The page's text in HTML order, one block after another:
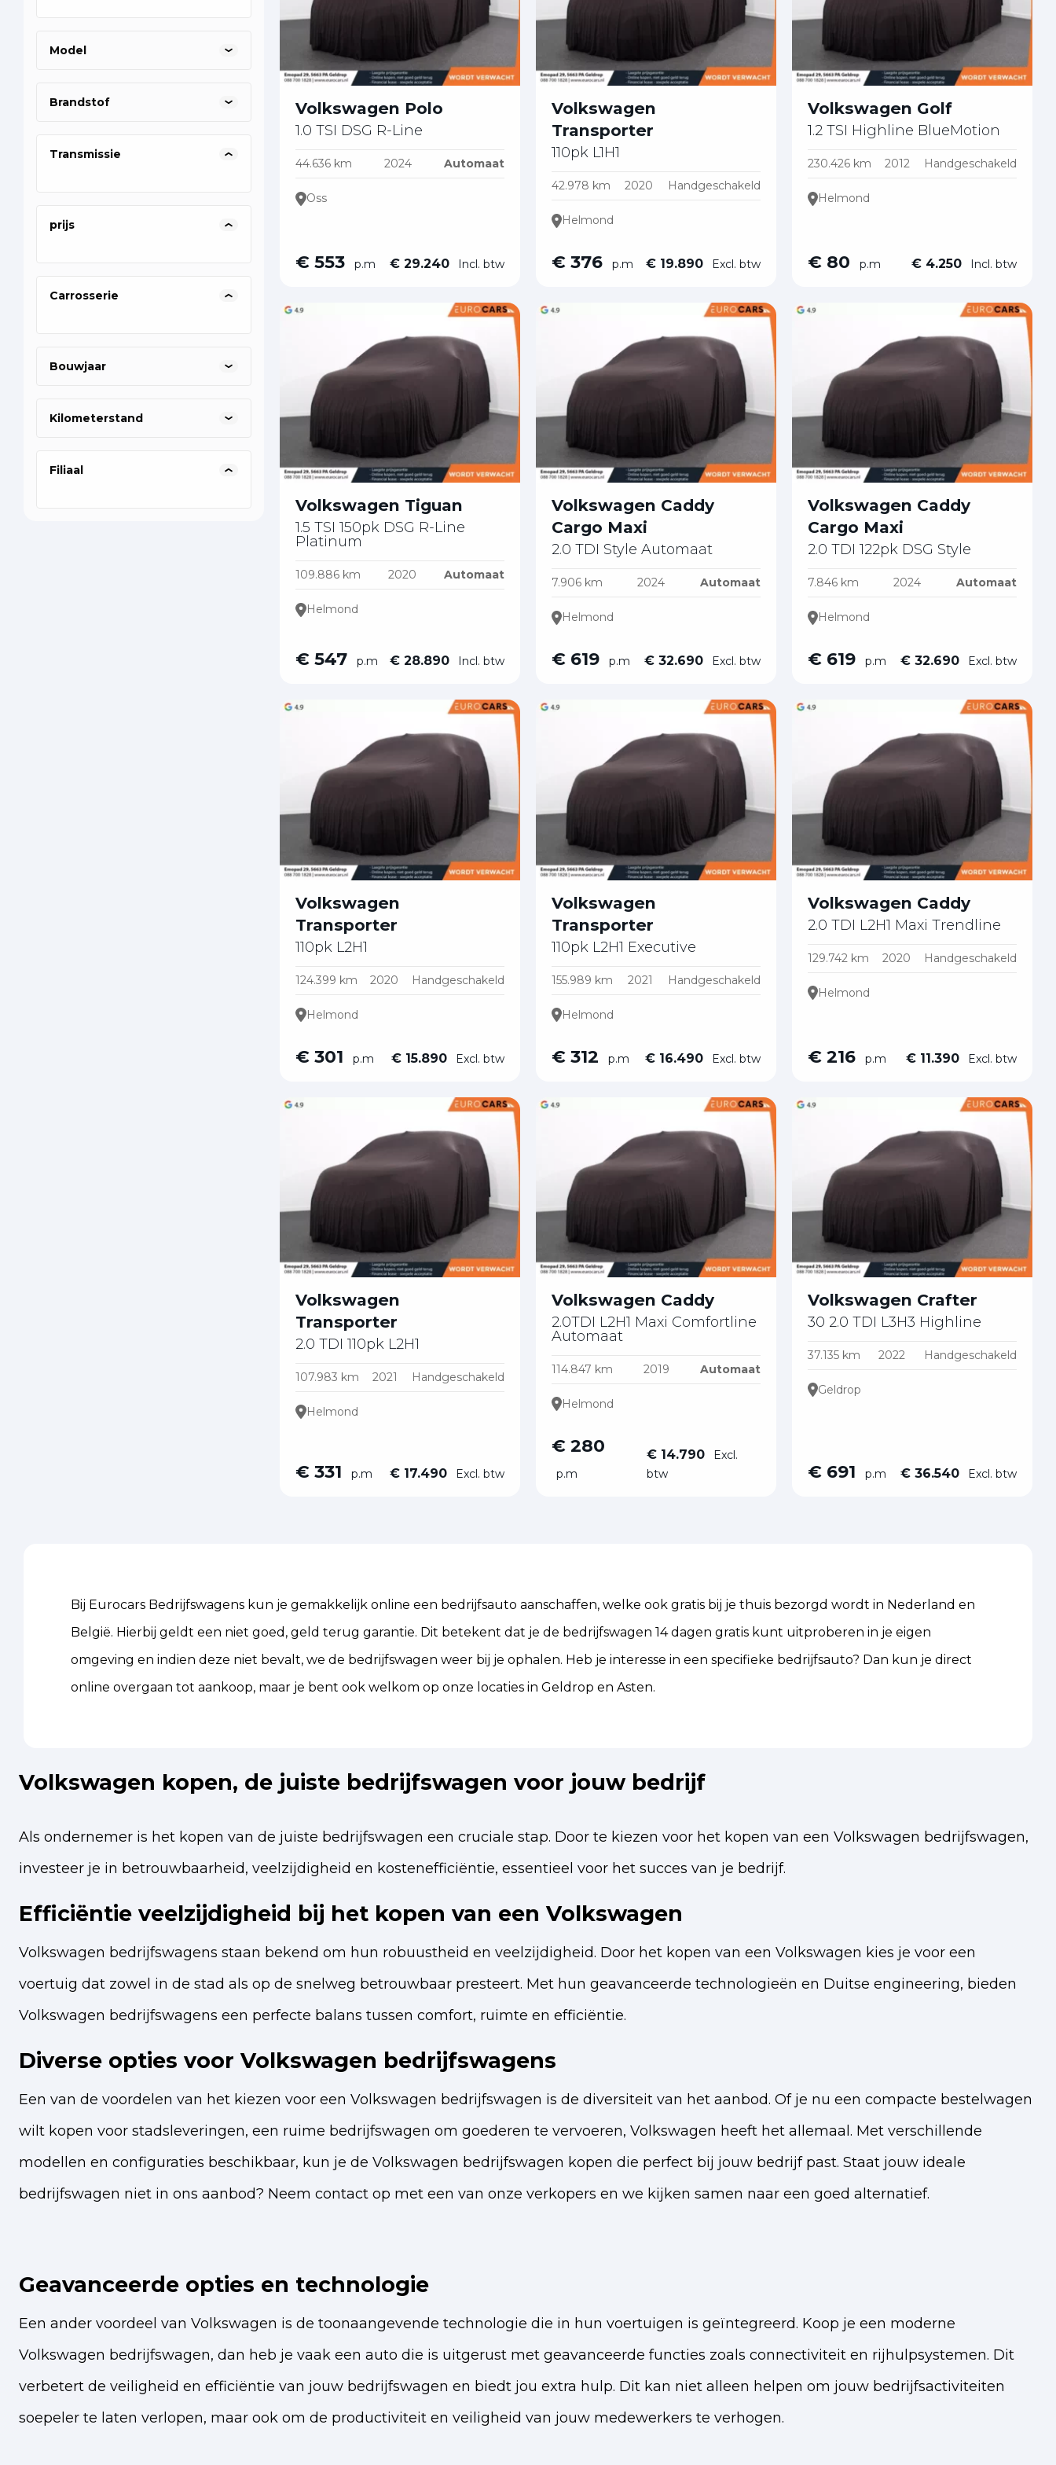
geldrop@eurocars.nl
geldrop@eurocars.nl
Model
Brandstof
Transmissie
prijs
Carrosserie
Bouwjaar
Kilometerstand
Filiaal
Volkswagen Polo
1.0 TSI DSG R-Line
44.636 km 2024 Automaat
Oss
€ 553 p.m € 29.240 Incl. btw
Volkswagen
Transporter
110pk L1H1
42.978 km 2020 Handgeschakeld
Helmond
€ 376 p.m € 19.890 Excl. btw
Volkswagen Golf
1.2 TSI Highline BlueMotion
230.426 km 2012 Handgeschakeld
Helmond
€ 80 p.m € 4.250 Incl. btw
Volkswagen Tiguan
1.5 TSI 150pk DSG R-Line
Platinum
109.886 km 2020 Automaat
Helmond
€ 547 p.m € 28.890 Incl. btw
Volkswagen Caddy
Cargo Maxi
2.0 TDI Style Automaat
7.906 km 2024 Automaat
Helmond
€ 619 p.m € 32.690 Excl. btw
Volkswagen Caddy
Cargo Maxi
2.0 TDI 122pk DSG Style
7.846 km 2024 Automaat
Helmond
€ 619 p.m € 32.690 Excl. btw
Volkswagen
Transporter
110pk L2H1
124.399 km 2020 Handgeschakeld
Helmond
€ 301 p.m € 15.890 Excl. btw
Volkswagen
Transporter
110pk L2H1 Executive
155.989 km 2021 Handgeschakeld
Helmond
€ 312 p.m € 16.490 Excl. btw
Volkswagen Caddy
2.0 TDI L2H1 Maxi Trendline
129.742 km 2020 Handgeschakeld
Helmond
€ 216 p.m € 11.390 Excl. btw
Volkswagen
Transporter
2.0 TDI 110pk L2H1
107.983 km 2021 Handgeschakeld
Helmond
€ 331 p.m € 17.490 Excl. btw
Volkswagen Caddy
2.0TDI L2H1 Maxi Comfortline
Automaat
114.847 km 2019 Automaat
Helmond
€ 280
p.m
€ 14.790
Excl.
btw
Volkswagen Crafter
30 2.0 TDI L3H3 Highline
37.135 km 2022 Handgeschakeld
Geldrop
€ 691 p.m € 36.540 Excl. btw
Bij Eurocars Bedrijfswagens kun je gemakkelijk online een bedrijfsauto aanschaffen, welke ook gratis bij je thuis bezorgd wordt in Nederland en
België. Hierbij geldt een niet goed, geld terug garantie. Dit betekent dat je de bedrijfswagen 14 dagen gratis kunt uitproberen in je eigen
omgeving en indien deze niet bevalt, we de bedrijfswagen weer bij je ophalen. Heb je interesse in een specifieke bedrijfsauto? Dan kun je direct
online overgaan tot aankoop, maar je bent ook welkom op onze locaties in Geldrop en Asten.
Volkswagen kopen, de juiste bedrijfswagen voor jouw bedrijf
Als ondernemer is het kopen van de juiste bedrijfswagen een cruciale stap. Door te kiezen voor het kopen van een Volkswagen bedrijfswagen,
investeer je in betrouwbaarheid, veelzijdigheid en kostenefficiëntie, essentieel voor het succes van je bedrijf.
Efficiëntie veelzijdigheid bij het kopen van een Volkswagen
Volkswagen bedrijfswagens staan bekend om hun robuustheid en veelzijdigheid. Door het kopen van een Volkswagen kies je voor een
voertuig dat zowel in de stad als op de snelweg betrouwbaar presteert. Met hun geavanceerde technologieën en Duitse engineering, bieden
Volkswagen bedrijfswagens een perfecte balans tussen comfort, ruimte en efficiëntie.
Diverse opties voor Volkswagen bedrijfswagens
Een van de voordelen van het kiezen voor een Volkswagen bedrijfswagen is de diversiteit van het aanbod. Of je nu een compacte bestelwagen
wilt kopen voor stadsleveringen, een ruime bedrijfswagen om goederen te vervoeren, Volkswagen heeft het allemaal. Met verschillende
modellen en configuraties beschikbaar, kun je de Volkswagen bedrijfswagen kopen die perfect bij jouw bedrijf past. Staat jouw ideale
bedrijfswagen niet in ons aanbod? Neem contact op met een van onze verkopers en we kijken samen naar een goed alternatief.
Geavanceerde opties en technologie
Een ander voordeel van Volkswagen is de toonaangevende technologie die in hun voertuigen is geïntegreerd. Koop je een moderne
Volkswagen bedrijfswagen, dan heb je vaak een auto die is uitgerust met geavanceerde functies zoals connectiviteit en rijhulpsystemen. Dit
verbetert de veiligheid en efficiëntie van jouw bedrijfswagen en biedt jou extra hulp. Dit kan niet alleen helpen om jouw bedrijfsactiviteiten
soepeler te laten verlopen, maar ook om de productiviteit en veiligheid van jouw medewerkers te verhogen.